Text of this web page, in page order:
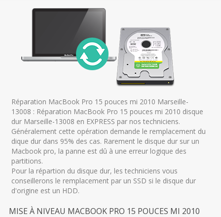
Réparation MacBook Pro 15 pouces mi 2010 Marseille-
13008 : Réparation MacBook Pro 15 pouces mi 2010 disque
dur Marseille-13008 en EXPRESS par nos techniciens.
Généralement cette opération demande le remplacement du
dique dur dans 95% des cas. Rarement le disque dur sur un
Macbook pro, la panne est dû à une erreur logique des
partitions.
Pour la répartion du disque dur, les techniciens vous
conseillerons le remplacement par un SSD si le disque dur
d'origine est un HDD.
MISE À NIVEAU MACBOOK PRO 15 POUCES MI 2010